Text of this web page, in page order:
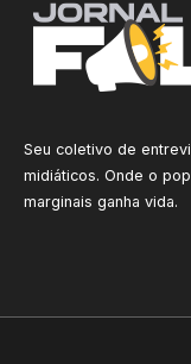
Seu coletivo de
midiáticos. Onde o
marginais ganha vida.